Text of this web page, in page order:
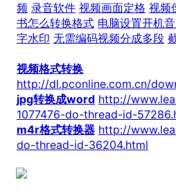
频 录音软件 视频画面定格 视频
书怎么转换格式 电脑设置开机
字水印 无需编码视频分成多段
视频格式转换
http://dl.pconline.com.cn/
jpg转换成word http://
1077476-do-thread-id-
m4r格式转换器 http://
do-thread-id-36204.html